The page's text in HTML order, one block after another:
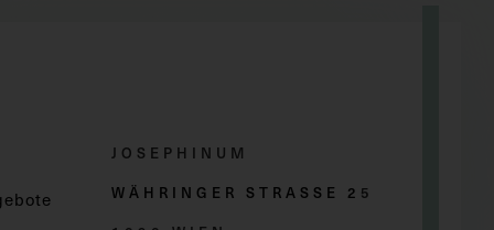
JOSEPHINUM
WÄHRINGER STRASSE 2 5